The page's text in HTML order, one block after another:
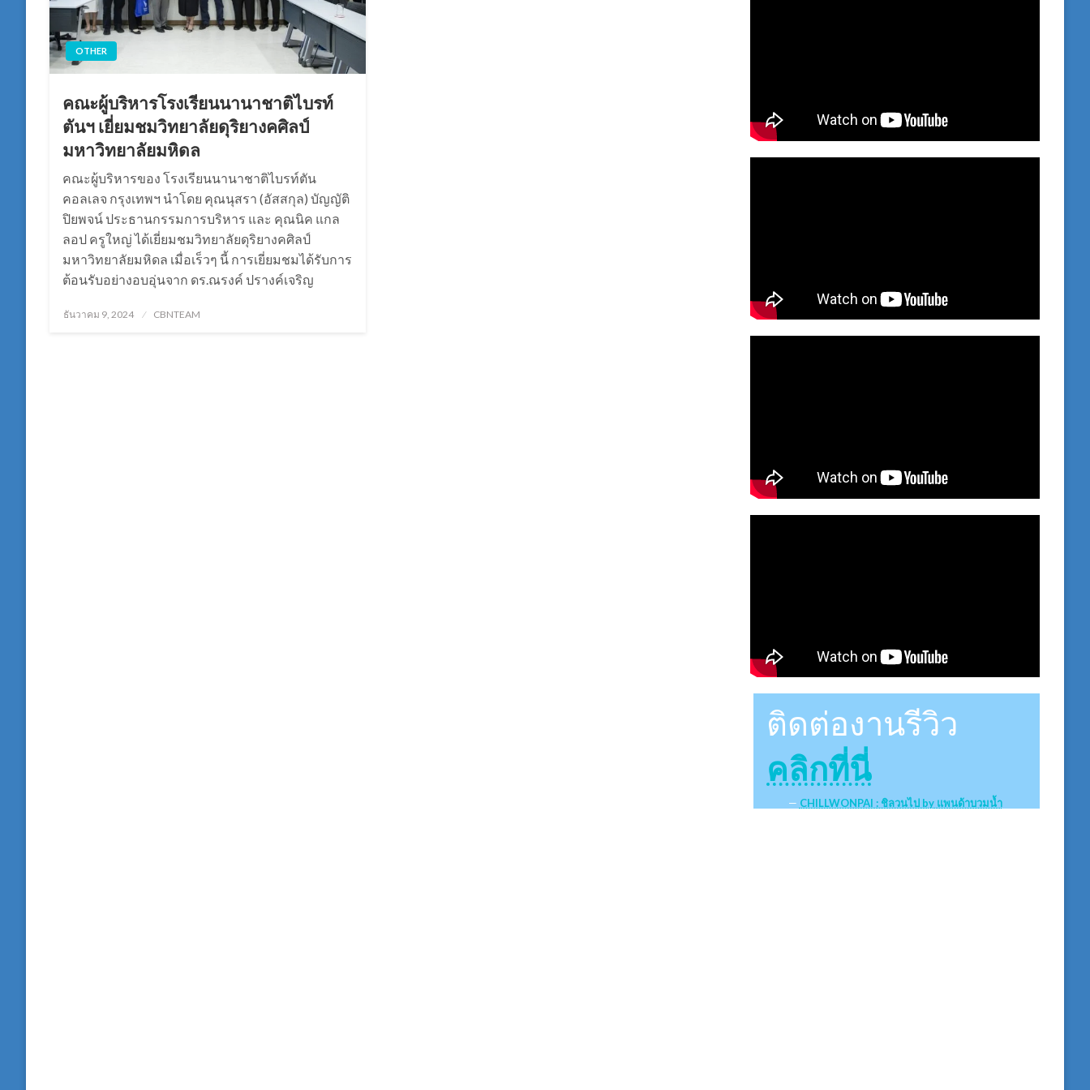
OTHER
คณะผู้บริหารโรงเรียนนานาชาติไบรท์
ตันฯ เยี่ยมชมวิทยาลัยดุริยางคศิลป์
มหาวิทยาลัยมหิดล
คณะผู้บริหารของ โรงเรียนนานาชาติไบรท์ตัน
คอลเลจ กรุงเทพฯ นำโดย คุณนุสรา (อัสสกุล) บัญญัติ
ปิยพจน์ ประธานกรรมการบริหาร และ คุณนิค แกล
ลอป ครูใหญ่ ได้เยี่ยมชมวิทยาลัยดุริยางคศิลป์
มหาวิทยาลัยมหิดล เมื่อเร็วๆ นี้ การเยี่ยมชมได้รับการ
ต้อนรับอย่างอบอุ่นจาก ดร.ณรงค์ ปรางค์เจริญ
Posted
ธันวาคม 9, 2024 CBNTEAM
ติดต่องานรีวิว
คลิกที่นี่
CHILLWONPAI : ชิลวนไป by แพนด้าบวมน้ำ